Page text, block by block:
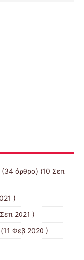
(34 άρθρα) (10 Σεπ
)
2021 )
Φεβ 2020 )